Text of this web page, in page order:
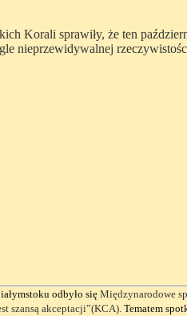
Korali sprawiły, że ten
nieprzewidywalnej
łymstoku odbyło się Międzynarodowe
szansą akceptacji”(KCA). Tematem